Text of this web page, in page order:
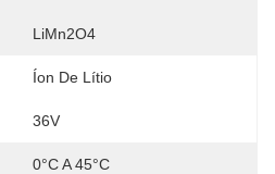
LiMn2O4
Íon De Lítio
36V
0°C A 45°C